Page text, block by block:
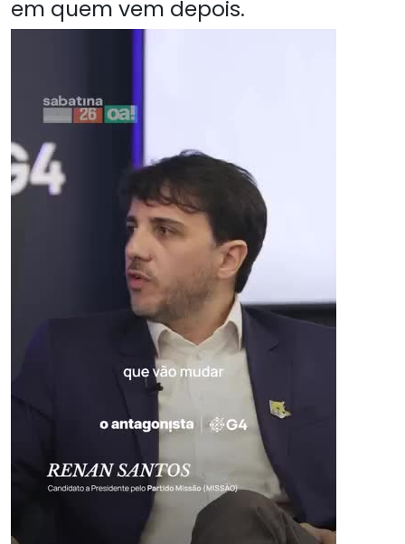
em quem vem depois.